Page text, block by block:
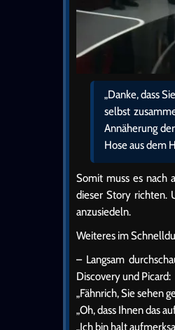
„Danke, dass
selbst
Annäherung
Hose aus dem
Somit muss es nach
dieser Story richten.
anzusiedeln.
Weiteres im
– Langsam
Discovery und Picard:
„Fähnrich, Sie sehen
„Oh, dass Ihnen das
„Ich bin halt